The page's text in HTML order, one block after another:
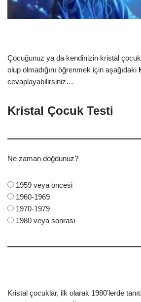
Çocuğunuz ya da kendinizin kristal
olup olmadığını öğrenmek için aşağıdaki
cevaplayabilirsiniz…
Kristal Çocuk Testi
Ne zaman doğdunuz?
1959 veya öncesi
1960-1969
1970-1979
1980 veya sonrası
Kristal çocuklar, ilk olarak 1980’lerde